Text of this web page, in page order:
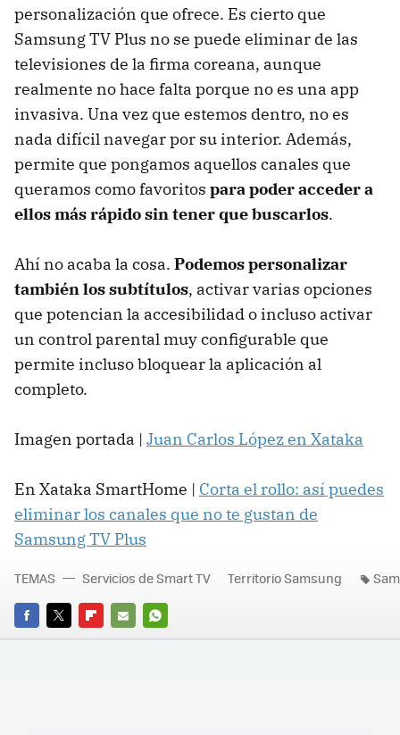
personalización que ofrece. Es cierto que
Samsung TV Plus no se puede eliminar de las
televisiones de la firma coreana, aunque
realmente no hace falta porque no es una app
invasiva. Una vez que estemos dentro, no es
nada difícil navegar por su interior. Además,
permite que pongamos aquellos canales que
queramos como favoritos para poder acceder a
ellos más rápido sin tener que buscarlos.
Ahí no acaba la cosa. Podemos personalizar
también los subtítulos, activar varias opciones
que potencian la accesibilidad o incluso activar
un control parental muy configurable que
permite incluso bloquear la aplicación al
completo.
Imagen portada | Juan Carlos López en Xataka
En Xataka SmartHome | Corta el rollo: así puedes
eliminar los canales que no te gustan de
Samsung TV Plus
FACEBOOK
TWITTERFLIPBOARD
E-
WHATSAPP
TEMAS Servicios de Smart TV Territorio Samsung